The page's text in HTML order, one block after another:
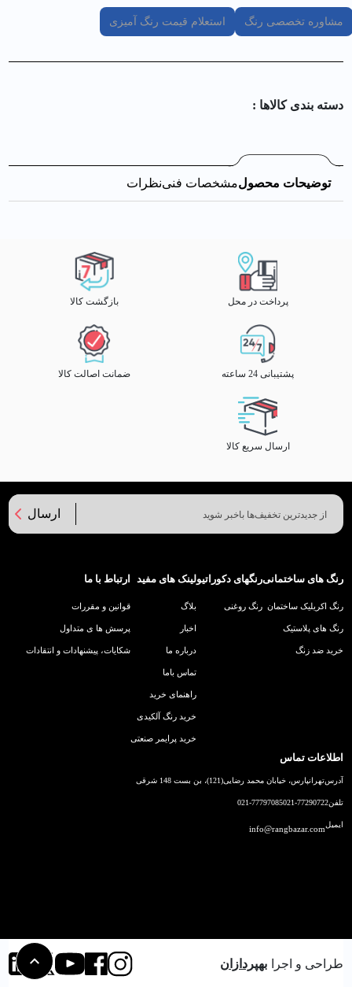
مشاوره تخصصی رنگ استعلام قیمت رنگ آمیزی
دسته بندی کالا‌ها :
توضیحات محصولمشخصات فنینظرات
پرداخت در محل بازگشت کالا
پشتیبانی 24 ساعته ضمانت اصالت کالا
ارسال سریع کالا
ارسال
رنگ های ساختمانی
رنگ اکریلیک ساختمان
رنگ های پلاستیک
خرید ضد زنگ
رنگهای دکوراتیو
رنگ روغنی
لینک های مفید
بلاگ
اخبار
درباره ما
تماس باما
راهنمای خرید
خرید رنگ آلکیدی
خرید پرایمر صنعتی
ارتباط با ما
قوانین و مقررات
پرسش ها ی متداول
شکایات، پیشنهادات و انتقادات
اطلاعات تماس
آدرستهرانپارس، خیابان محمد رضایی(121)، بن بست 148 شرقی
تلفن021-77290722
021-77797085
ایمیلinfo@rangbazar.com
طراحی و اجرا بهپردازان